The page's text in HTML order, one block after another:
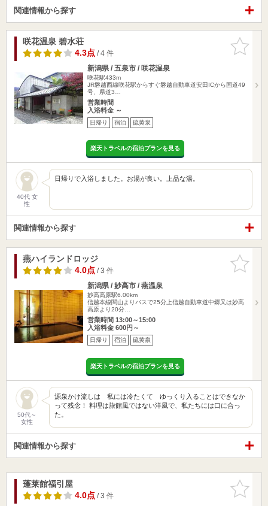
関連情報から探す
お気に入
りに追加
咲花温泉 碧水荘
4.3点/ 4 件
新潟県 / 五泉市 / 咲花温泉
咲花駅433m
JR磐越西線咲花駅からすぐ磐越自動車道安田ICから国道49
号、県道3…
営業時間
入浴料金 ～
日帰り 宿泊 硫黄泉
楽天トラベルの宿泊プランを見る
40代 女
性
日帰りで入浴しました。お湯が良い。上品な湯。
関連情報から探す
お気に入
りに追加
燕ハイランドロッジ
4.0点/ 3 件
新潟県 / 妙高市 / 燕温泉
妙高高原駅6.00km
信越本線関山よりバスで25分上信越自動車道中郷又は妙高
高原より20分…
営業時間 13:00～15:00
入浴料金 600円～
日帰り 宿泊 硫黄泉
楽天トラベルの宿泊プランを見る
50代～
女性
源泉かけ流しは 私には冷たくて ゆっくり入ることはできなか
って残念！ 料理は旅館風ではない洋風で、私たちには口に合っ
た。
関連情報から探す
お気に入
りに追加
蓬莱館福引屋
4.0点/ 3 件